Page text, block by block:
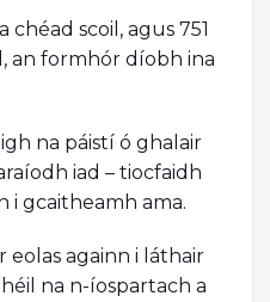
chéad scoil, agus 751
an formhór díobh ina
na páistí ó ghalair
iad – tiocfaidh
i gcaitheamh ama.
eolas againn i láthair
na n-íospartach a